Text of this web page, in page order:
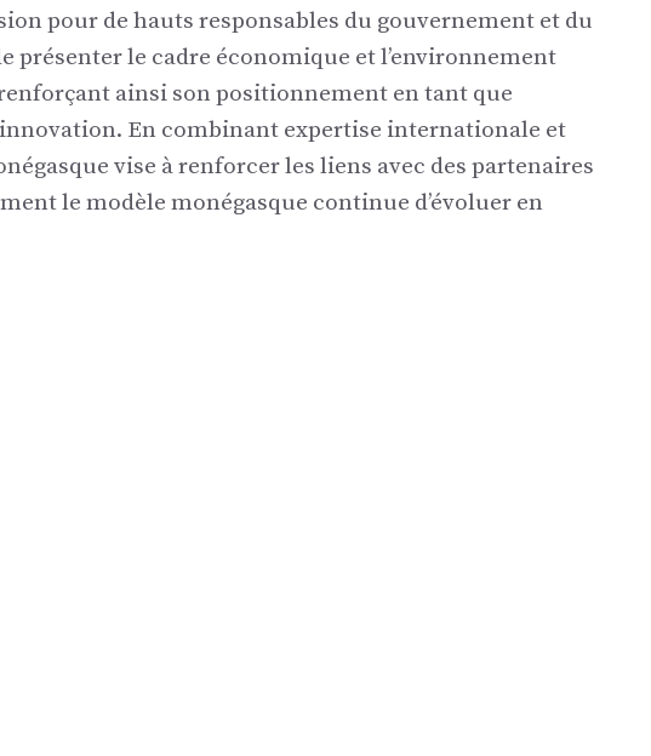
pour de hauts responsables du gouvernement et du
présenter le cadre économique et l’environnement
ainsi son positionnement en tant que
En combinant expertise internationale et
vise à renforcer les liens avec des partenaires
le modèle monégasque continue d’évoluer en